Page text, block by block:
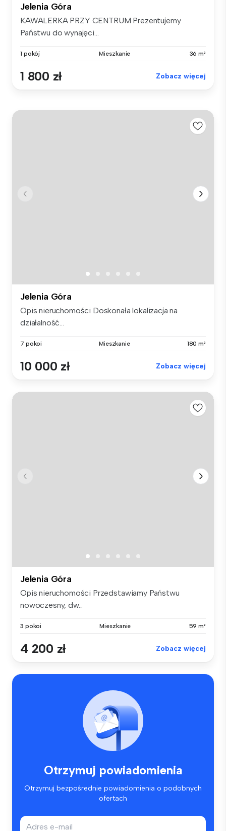
Jelenia Góra
KAWALERKA PRZY CENTRUM Prezentujemy
Państwu do wynajęci...
1 pokój Mieszkanie 36 m²
1 800 zł Zobacz więcej
Jelenia Góra
Opis nieruchomości Doskonała lokalizacja na
działalność...
7 pokoi Mieszkanie 180 m²
10 000 zł Zobacz więcej
Jelenia Góra
Opis nieruchomości Przedstawiamy Państwu
nowoczesny, dw...
3 pokoi Mieszkanie 59 m²
4 200 zł Zobacz więcej
Otrzymuj powiadomienia
Otrzymuj bezpośrednie powiadomienia o podobnych
ofertach